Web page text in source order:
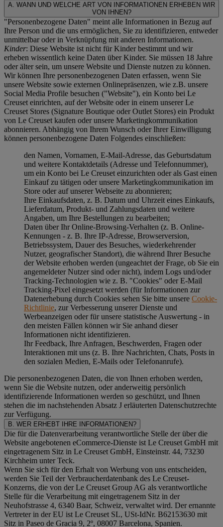
A. WANN UND WELCHE ART VON INFORMATIONEN ERHEBEN WIR
VON IHNEN?
"Personenbezogene Daten" meint alle Informationen in Bezug auf
Ihre Person und die uns ermöglichen, Sie zu identifizieren, entweder
unmittelbar oder in Verknüpfung mit anderen Informationen.
Kinder: Diese Website ist nicht für Kinder bestimmt und wir
erheben wissentlich keine Daten über Kinder. Sie müssen 18 Jahre
oder älter sein, um unsere Website und Dienste nutzen zu können.
Wir können Ihre personenbezogenen Daten erfassen, wenn Sie
unsere Website sowie externen Onlinepräsenzen, wie z.B. unsere
Social Media Profile besuchen ("Website"), ein Konto bei Le
Creuset einrichten, auf der Website oder in einem unserer Le
Creuset Stores (Signature Boutique oder Outlet Stores) ein Produkt
von Le Creuset kaufen oder unsere Marketingkommunikation
abonnieren. Abhängig von Ihrem Wunsch oder Ihrer Einwilligung
können personenbezogene Daten Folgendes einschließen:
den Namen, Vornamen, E-Mail-Adresse, das Geburtsdatum
und weitere Kontaktdetails (Adresse und Telefonnummer),
um ein Konto bei Le Creuset einzurichten oder als Gast einen
Einkauf zu tätigen oder unsere Marketingkommunikation im
Store oder auf unserer Webseite zu abonnieren;
Ihre Einkaufsdaten, z. B. Datum und Uhrzeit eines Einkaufs,
Lieferdatum, Produkt- und Zahlungsdaten und weitere
Angaben, um Ihre Bestellungen zu bearbeiten;
Daten über Ihr Online-Browsing-Verhalten (z. B. Online-
Kennungen - z. B. Ihre IP-Adresse, Browserversion,
Betriebssystem, Dauer des Besuches, wiederkehrender
Nutzer, geografischer Standort), die während Ihrer Besuche
der Website erhoben werden (ungeachtet der Frage, ob Sie ein
angemeldeter Nutzer sind oder nicht), indem Logs und/oder
Tracking-Technologien wie z. B. "Cookies" oder E-Mail
Tracking-Pixel eingesetzt werden (für Informationen zur
Datenerhebung durch Cookies sehen Sie bitte unsere Cookie-
Richtlinie, zur Verbesserung unserer Dienste und
Werbeanzeigen oder für unsere statistische Auswertung - in
den meisten Fällen können wir Sie anhand dieser
Informationen nicht identifizieren.
Ihr Feedback, Ihre Anfragen, Beschwerden, Fragen oder
Interaktionen mit uns (z. B. Ihre Nachrichten, Chats, Posts in
den sozialen Medien, E-Mails oder Telefonanrufe).
Die personenbezogenen Daten, die von Ihnen erhoben werden,
wenn Sie die Website nutzen, oder anderweitig persönlich
identifizierende Informationen werden so geschützt, und Ihnen
stehen die im nachstehenden Absatz J erläuterten Datenschutzrechte
zur Verfügung.
B. WER ERHEBT IHRE INFORMATIONEN?
Die für die Datenverarbeitung verantwortliche Stelle der über die
Website angebotenen eCommerce-Dienste ist Le Creuset GmbH mit
eingetragenem Sitz in Le Creuset GmbH, Einsteinstr. 44, 73230
Kirchheim unter Teck.
Wenn Sie sich für den Erhalt von Werbung von uns entscheiden,
werden Sie Teil der Verbraucherdatenbank des Le Creuset-
Konzerns, die von der Le Creuset Group AG als verantwortliche
Stelle für die Verarbeitung mit eingetragenem Sitz in der
Neuhofstrasse 4, 6340 Baar, Schweiz, verwaltet wird. Der ernannte
Vertreter in der EU ist Le Creuset SL, USt-IdNr. B62153630 mit
Sitz in Paseo de Gracia 9, 2º, 08007 Barcelona, Spanien.